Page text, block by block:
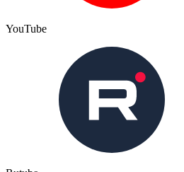
YouTube